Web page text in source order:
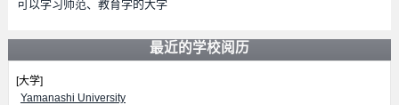
可以学习师范、教育学的大学
最近的学校阅历
[大学]
Yamanashi University